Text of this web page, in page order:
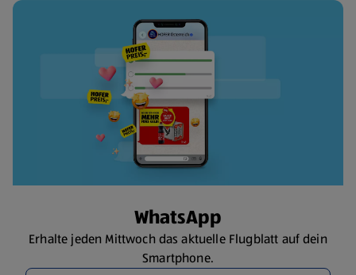
WhatsApp
Erhalte jeden Mittwoch das aktuelle Flugblatt auf dein
Smartphone.